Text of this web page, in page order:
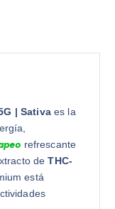
| Sativaes la
refrescante
deTHC-
está